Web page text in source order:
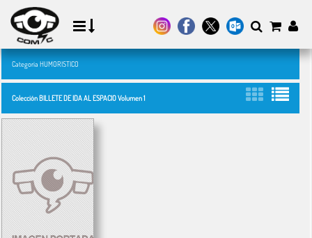
Categoría HUMORISTICO
Colección BILLETE DE IDA AL ESPACIO Volumen 1